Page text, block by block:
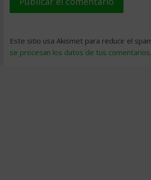
Este sitio usa Akismet para reducir el
se procesan los datos de tus comentarios.